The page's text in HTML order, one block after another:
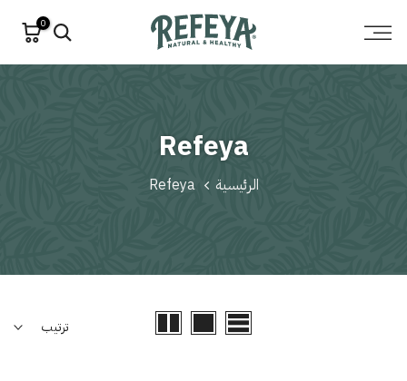
الانتقال
إلى
المحتوى
0
Refeya
الرئيسية Refeya
ترتيب